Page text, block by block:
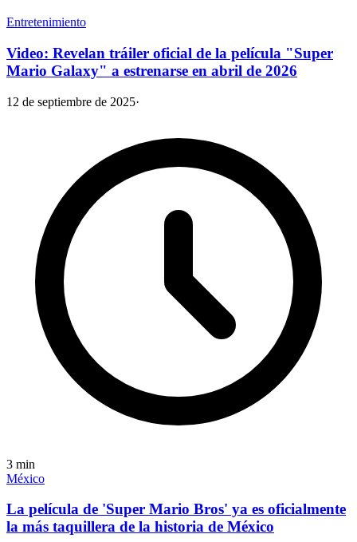
Entretenimiento
Video: Revelan tráiler oficial de la película "Super
Mario Galaxy" a estrenarse en abril de 2026
12 de septiembre de 2025·
3 min
México
La película de 'Super Mario Bros' ya es oficialmente
la más taquillera de la historia de México